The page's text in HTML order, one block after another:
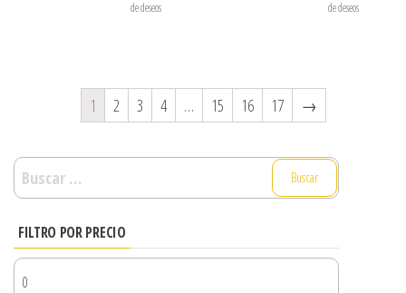
de deseos
de deseos
1 2 3 4 … 15 16 17 →
Buscar:
FILTRO POR PRECIO